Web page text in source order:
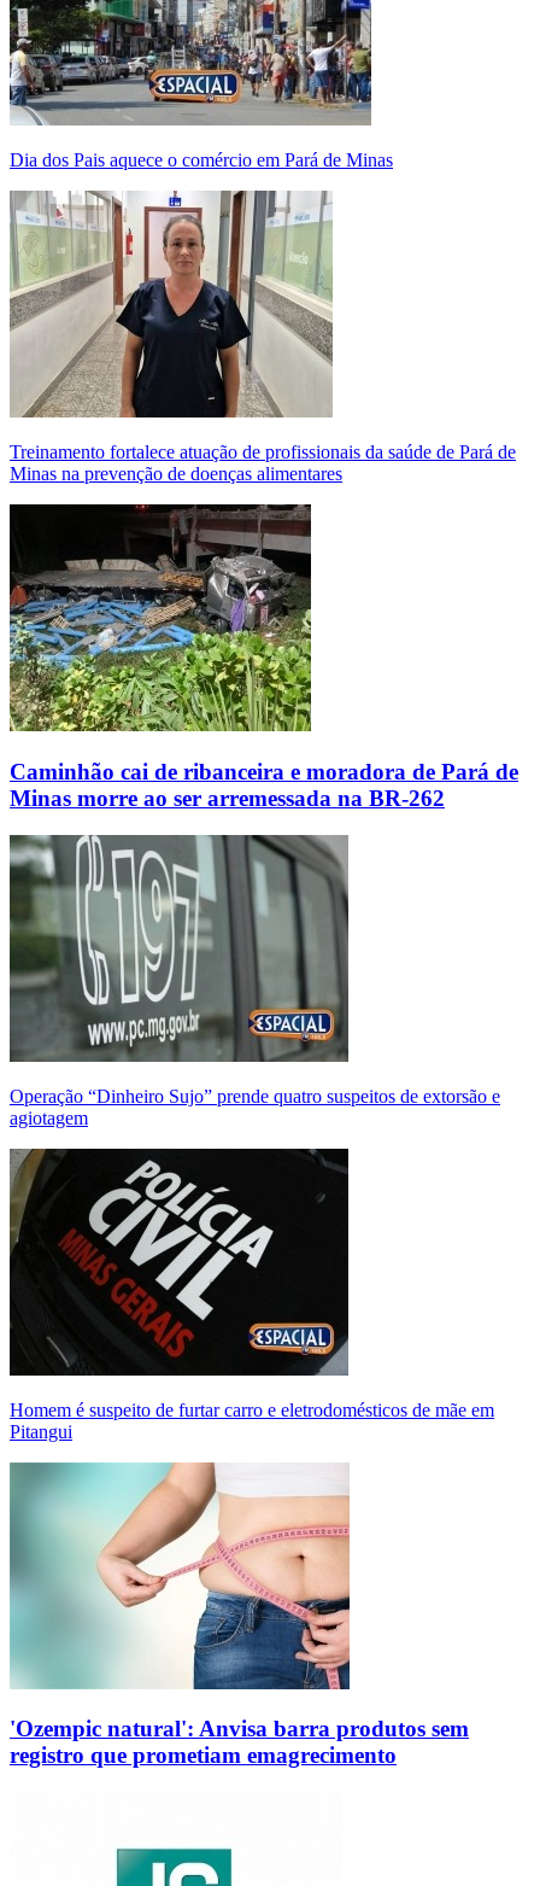
Dia dos Pais aquece o comércio em Pará de Minas
Treinamento fortalece atuação de profissionais da saúde de Pará de
Minas na prevenção de doenças alimentares
Caminhão cai de ribanceira e moradora de Pará de
Minas morre ao ser arremessada na BR-262
Operação “Dinheiro Sujo” prende quatro suspeitos de extorsão e
agiotagem
Homem é suspeito de furtar carro e eletrodomésticos de mãe em
Pitangui
'Ozempic natural': Anvisa barra produtos sem
registro que prometiam emagrecimento